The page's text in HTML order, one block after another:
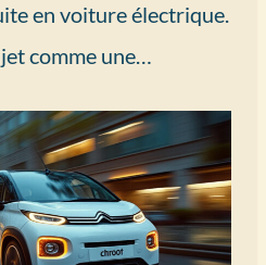
en voiture électrique.
comme une…